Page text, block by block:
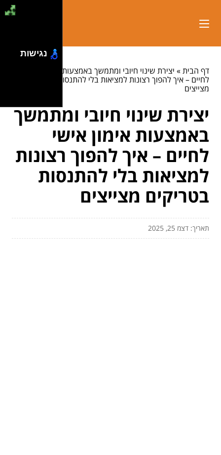
דף הבית» יצירת שינוי חיובי ומתמשך באמצעות אימון אישי
לחיים – איך להפוך רצונות למציאות בלי להתנסות בטריקים
מצייצים
יצירת שינוי חיובי ומתמשך
באמצעות אימון אישי
לחיים – איך להפוך רצונות
למציאות בלי להתנסות
בטריקים מצייצים
תאריך: דצמ 25, 2025
נגישות